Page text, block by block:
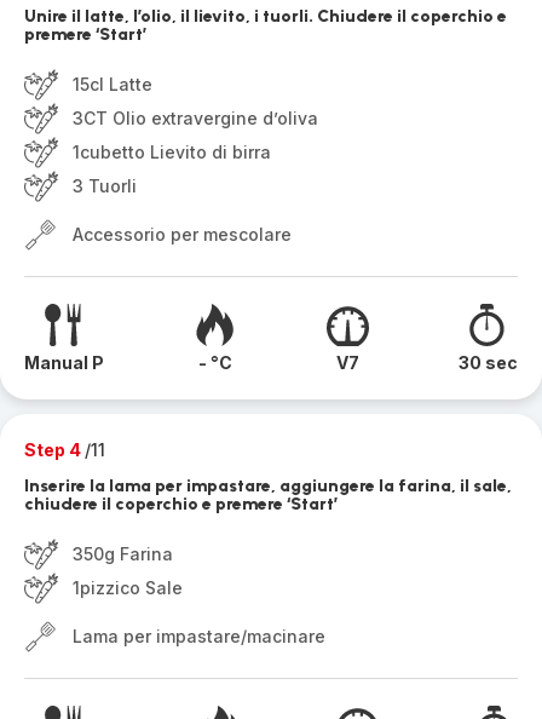
Unire il latte, l’olio, il lievito, i tuorli. Chiudere il coperchio e
premere ‘Start’
15cl Latte
3CT Olio extravergine d’oliva
1cubetto Lievito di birra
3 Tuorli
Accessorio per mescolare
Manual P - °C V7 30 sec
Step 4 /11
Inserire la lama per impastare, aggiungere la farina, il sale,
chiudere il coperchio e premere ‘Start’
350g Farina
1pizzico Sale
Lama per impastare/macinare